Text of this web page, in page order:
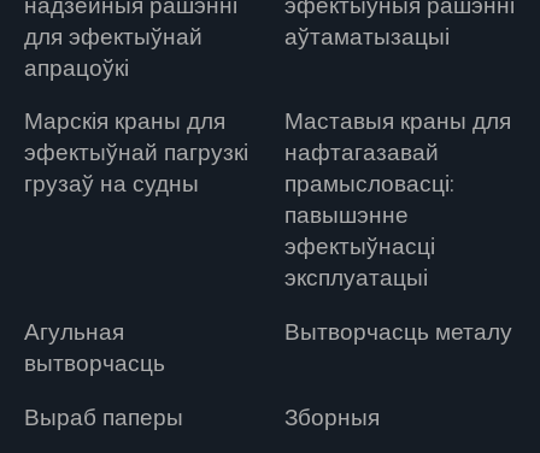
для эфектыўнай
апрацоўкі
аўтаматызацыі
Марскія краны для
эфектыўнай пагрузкі
грузаў на судны
Маставыя краны для
нафтагазавай
прамысловасці:
павышэнне
эфектыўнасці
эксплуатацыі
Агульная
вытворчасць
Вытворчасць металу
Выраб паперы
Зборныя